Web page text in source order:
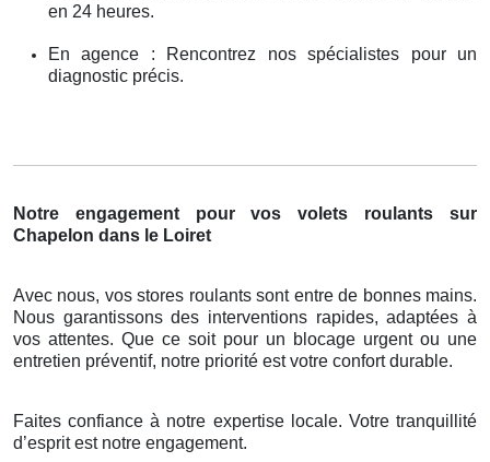
en 24 heures.
En agence : Rencontrez nos spécialistes pour un
diagnostic précis.
Notre engagement pour vos volets roulants sur
Chapelon dans le Loiret
Avec nous, vos stores roulants sont entre de bonnes mains.
Nous garantissons des interventions rapides, adaptées à
vos attentes. Que ce soit pour un blocage urgent ou une
entretien préventif, notre priorité est votre confort durable.
Faites confiance à notre expertise locale. Votre tranquillité
d’esprit est notre engagement.